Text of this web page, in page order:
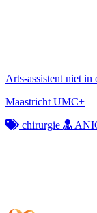
Arts-assistent niet
Maastricht UMC+
chirurgie